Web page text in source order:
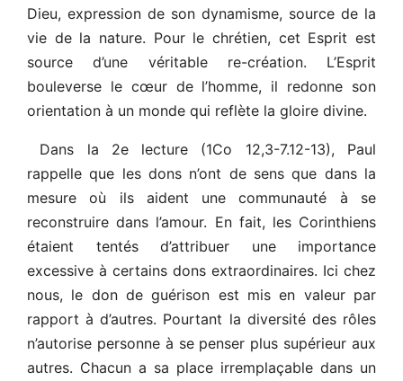
Dieu, expression de son dynamisme, source de la
vie de la nature. Pour le chrétien, cet Esprit est
source d’une véritable re-création. L’Esprit
bouleverse le cœur de l’homme, il redonne son
orientation à un monde qui reflète la gloire divine.
Dans la 2e lecture (1Co 12,3-7.12-13), Paul
rappelle que les dons n’ont de sens que dans la
mesure où ils aident une communauté à se
reconstruire dans l’amour. En fait, les Corinthiens
étaient tentés d’attribuer une importance
excessive à certains dons extraordinaires. Ici chez
nous, le don de guérison est mis en valeur par
rapport à d’autres. Pourtant la diversité des rôles
n’autorise personne à se penser plus supérieur aux
autres. Chacun a sa place irremplaçable dans un